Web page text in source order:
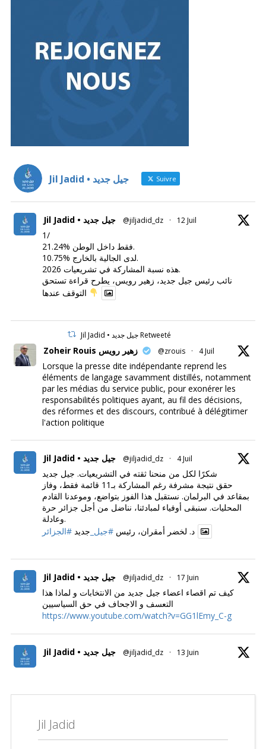
Jil Jadid • جيل جديد Suivre
Jil Jadid • جيل جديد @jiljadid_dz · 12 Juil
1/
21.24% فقط داخل الوطن.
10.75% لدى الجالية بالخارج.
هذه نسبة المشاركة في تشريعيات 2026.
نائب رئيس جيل جديد، زهير رويس، يطرح قراءة تستحق
Jil Jadid • جيل جديد Retweeté
Zoheir Rouis زهير رويس @zrouis · 4 Juil
Lorsque la presse dite indépendante reprend les
éléments de langage savamment distillés, notamment
par les médias du service public, pour exonérer les
responsabilités politiques ayant, au fil des décisions,
des réformes et des discours, contribué à délégitimer
l'action politique
Jil Jadid • جيل جديد @jiljadid_dz · 4 Juil
شكرًا لكل من منحنا ثقته في التشريعيات. جيل جديد
حقق نتيجة مشرفة رغم المشاركة بـ11 قائمة فقط، وفاز
بمقاعد في البرلمان. نستقبل هذا الفوز بتواضع، وموعدنا القادم
المحليات. سنبقى أوفياء لمبادئنا، نناضل من أجل جزائر حرة
وعادلة.
د. لخضر أمقران، رئيس#جيل_ جديد#الجزائر
Jil Jadid • جيل جديد @jiljadid_dz · 17 Juin
كيف تم اقصاء اعضاء جيل جديد من الانتخابات و لماذا هذا
التعسف و الاجحاف في حق السياسيين
https://www.youtube.com/watch?v=GG1lEmy_C-g
Jil Jadid • جيل جديد @jiljadid_dz · 13 Juin
Jil Jadid